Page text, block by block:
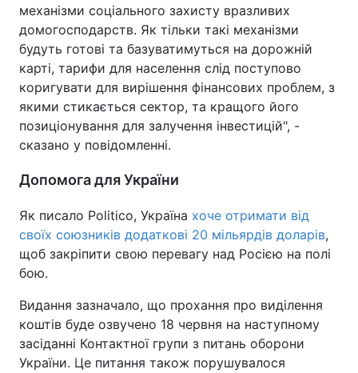
механізми соціального захисту вразливих
домогосподарств. Як тільки такі механізми
будуть готові та базуватимуться на дорожній
карті, тарифи для населення слід поступово
коригувати для вирішення фінансових проблем, з
якими стикається сектор, та кращого його
позиціонування для залучення інвестицій", -
сказано у повідомленні.
Допомога для України
Як писало Politico, Україна хоче отримати від
своїх союзників додаткові 20 мільярдів доларів,
щоб закріпити свою перевагу над Росією на полі
бою.
Видання зазначало, що прохання про виділення
коштів буде озвучено 18 червня на наступному
засіданні Контактної групи з питань оборони
України. Це питання також порушувалося